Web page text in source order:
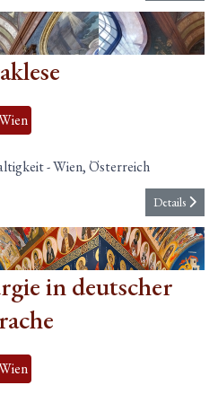
-Wien, Österreich
Details
in deutscher